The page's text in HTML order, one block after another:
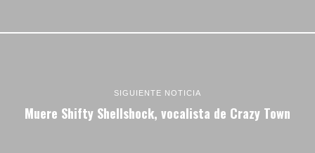
SIGUIENTE NOTICIA
Muere Shifty Shellshock, vocalista de Crazy Town